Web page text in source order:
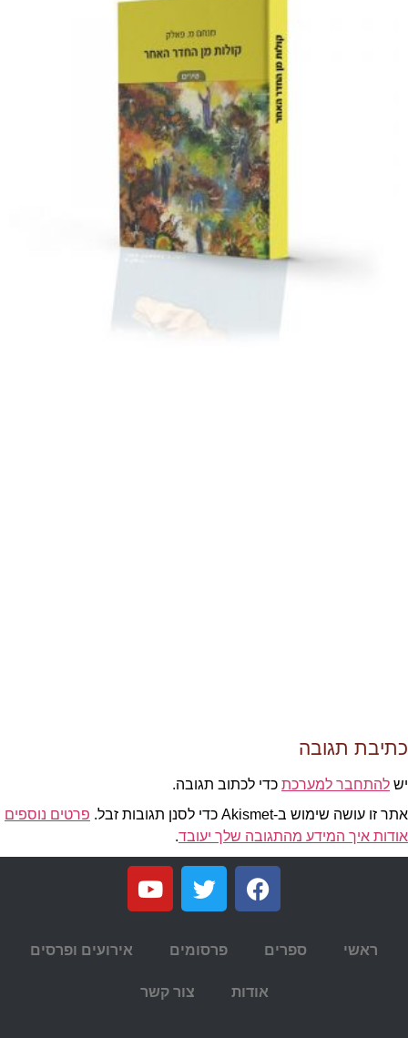
כתיבת תגובה
יש להתחבר למערכת כדי לכתוב תגובה.
אתר זו עושה שימוש ב-Akismet כדי לסנן תגובות זבל.
פרטים נוספים
אודות איך המידע מהתגובה שלך יעובד.
ראשי ספרים פרסומים אירועים ופרסים
אודות צור קשר